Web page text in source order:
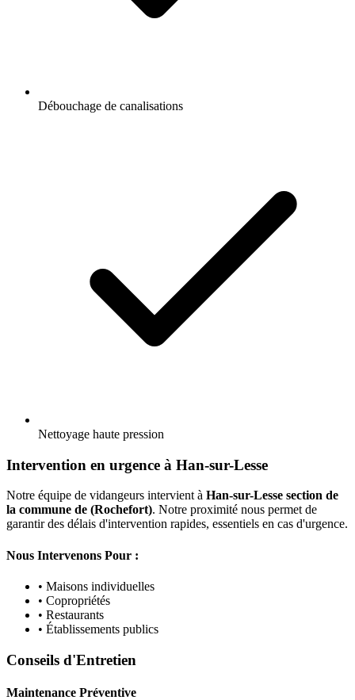
Débouchage de canalisations
Nettoyage haute pression
Intervention en urgence à Han-sur-Lesse
Notre équipe de vidangeurs intervient à Han-sur-Lesse section de
la commune de (Rochefort). Notre proximité nous permet de
garantir des délais d'intervention rapides, essentiels en cas d'urgence.
Nous Intervenons Pour :
• Maisons individuelles
• Copropriétés
• Restaurants
• Établissements publics
Conseils d'Entretien
Maintenance Préventive